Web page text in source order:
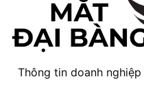
Thông tin doanh nghiệp